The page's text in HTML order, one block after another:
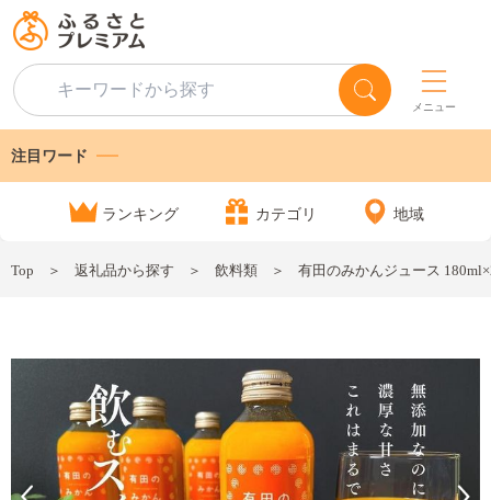
メニュー
注目ワード
ランキング カテゴリ 地域
Top 返礼品から探す 飲料類 有田のみかんジュース